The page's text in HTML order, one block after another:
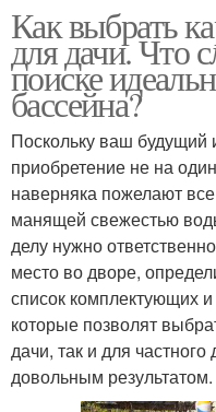
Как выбрать
для дачи. Что
поиске
бассейна?
Поскольку ваш будущий
приобретение не на
наверняка пожелают
манящей свежестью
делу нужно
место во дворе,
список комплектующих и
которые позволят
дачи, так и для
довольным результатом.